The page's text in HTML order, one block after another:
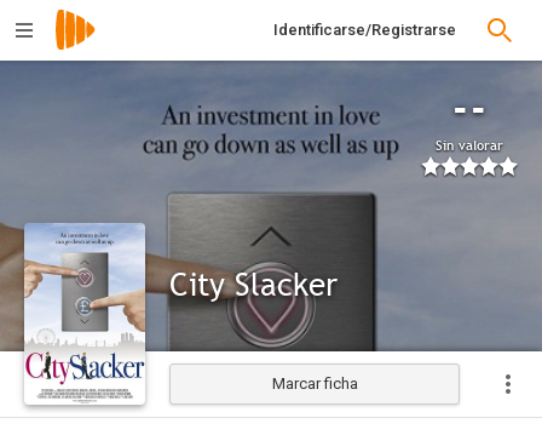
Identificarse/Registrarse
--
Sin valorar
City Slacker
Marcar ficha